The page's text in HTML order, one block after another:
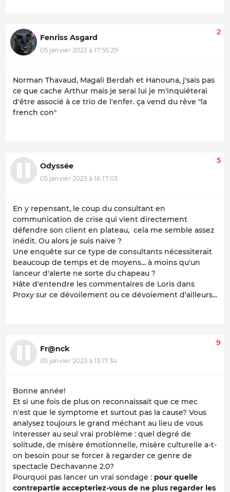
Fenriss Asgard
05 janvier 2023 à 17:55:29
2
Norman Thavaud, Magali Berdah et Hanouna, j'sais pas
ce que cache Arthur mais je serai lui je m'inquiéterai
d'être associé à ce trio de l'enfer. ça vend du rêve "la
french con"
Odyssée
05 janvier 2023 à 16:17:03
5
En y repensant, le coup du consultant en
communication de crise qui vient directement
défendre son client en plateau, cela me semble assez
inédit. Ou alors je suis naïve ?
Une enquête sur ce type de consultants nécessiterait
beaucoup de temps et de moyens... à moins qu'un
lanceur d'alerte ne sorte du chapeau ?
Hâte d'entendre les commentaires de Loris dans
Proxy sur ce dévoilement ou ce dévoiement d'ailleurs...
Fr@nck
05 janvier 2023 à 13:17:34
9
Bonne année!
Et si une fois de plus on reconnaissait que ce mec
n'est que le symptome et surtout pas la cause? Vous
analysez toujours le grand méchant au lieu de vous
interesser au seul vrai problème : quel degré de
solitude, de misère émotionnelle, misère culturelle a-t-
on besoin pour se forcer à regarder ce genre de
spectacle Dechavanne 2.0?
Pourquoi pas lancer un vrai sondage : pour quelle
contrepartie accepteriez-vous de ne plus regarder les